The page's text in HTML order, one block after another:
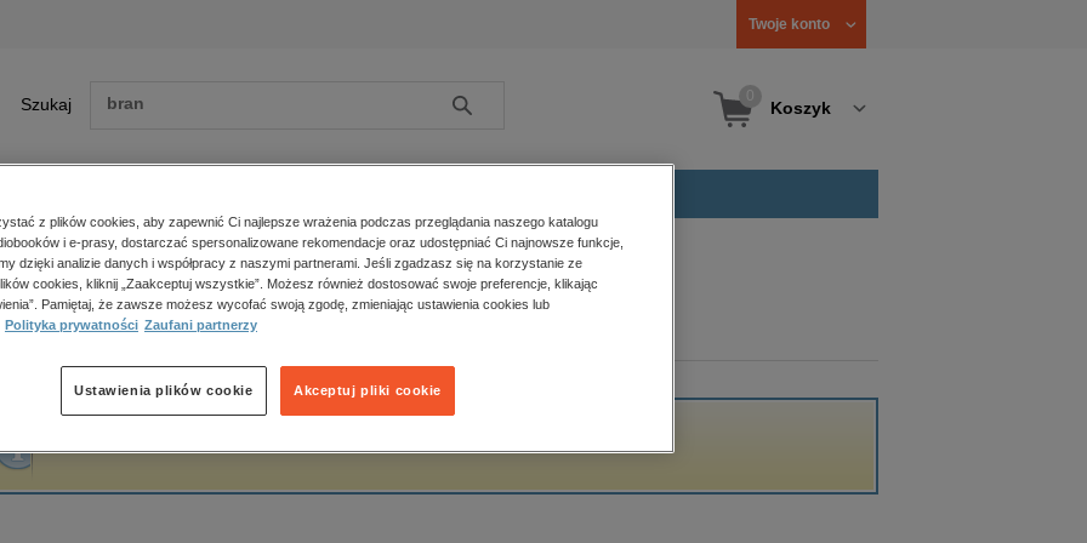
Twoje konto
Szukaj Szukaj Koszyk
Zobacz wszystkie E-prasa
polityka, społeczno-informacyjne
psychologiczne
popularno-naukowe
historia
główna Mieczyslaw Moranski
Moranski
z plików cookies, aby zapewnić Ci najlepsze wrażenia podczas przeglądania naszego katalogu
i e-prasy, dostarczać spersonalizowane rekomendacje oraz udostępniać Ci najnowsze funkcje,
dzięki analizie danych i współpracy z naszymi partnerami. Jeśli zgadzasz się na korzystanie ze
cookies, kliknij „Zaakceptuj wszystkie”. Możesz również dostosować swoje preferencje, klikając
Pamiętaj, że zawsze możesz wycofać swoją zgodę, zmieniając ustawienia cookies lub
Polityka prywatności Zaufani partnerzy
Akceptuj pliki cookie
Ustawienia plików cookie